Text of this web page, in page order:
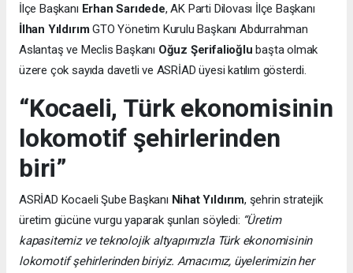
İlçe Başkanı Erhan Sarıdede, AK Parti Dilovası İlçe Başkanı
İlhan YıldırımGTO Yönetim Kurulu Başkanı Abdurrahman
Aslantaş ve Meclis Başkanı Oğuz Şerifalioğlu başta olmak
üzere çok sayıda davetli ve ASRİAD üyesi katılım gösterdi.
“Kocaeli, Türk ekonomisinin
lokomotif şehirlerinden
biri”
ASRİAD Kocaeli Şube Başkanı Nihat Yıldırım, şehrin stratejik
üretim gücüne vurgu yaparak şunları söyledi: “Üretim
kapasitemiz ve teknolojik altyapımızla Türk ekonomisinin
lokomotif şehirlerinden biriyiz. Amacımız, üyelerimizin her